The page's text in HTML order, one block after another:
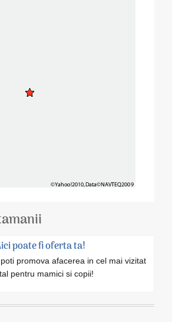
poate fi oferta ta!
promova afacerea in cel mai vizitat
pentru mamici si copii!